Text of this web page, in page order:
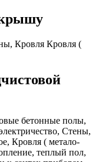
Кровля Кровля (
бетонные полы,
Стены,
Кровля ( метало-
теплый пол,